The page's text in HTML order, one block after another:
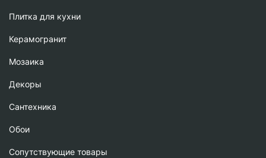
Плитка для кухни
Керамогранит
Мозаика
Декоры
Сантехника
Обои
Сопутствующие товары